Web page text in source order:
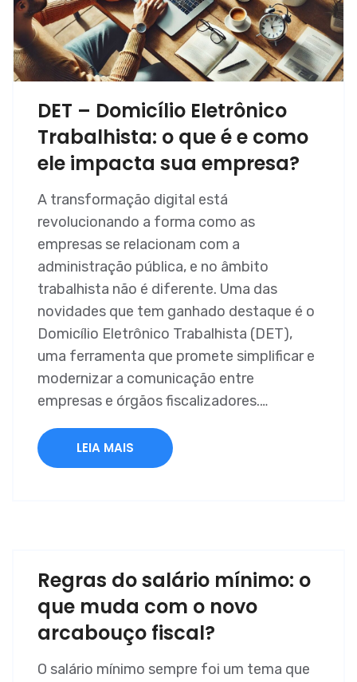
DET – Domicílio Eletrônico
Trabalhista: o que é e como
ele impacta sua empresa?
A transformação digital está
revolucionando a forma como as
empresas se relacionam com a
administração pública, e no âmbito
trabalhista não é diferente. Uma das
novidades que tem ganhado destaque é o
Domicílio Eletrônico Trabalhista (DET),
uma ferramenta que promete simplificar e
modernizar a comunicação entre
empresas e órgãos fiscalizadores.…
LEIA MAIS
Regras do salário mínimo: o
que muda com o novo
arcabouço fiscal?
O salário mínimo sempre foi um tema que